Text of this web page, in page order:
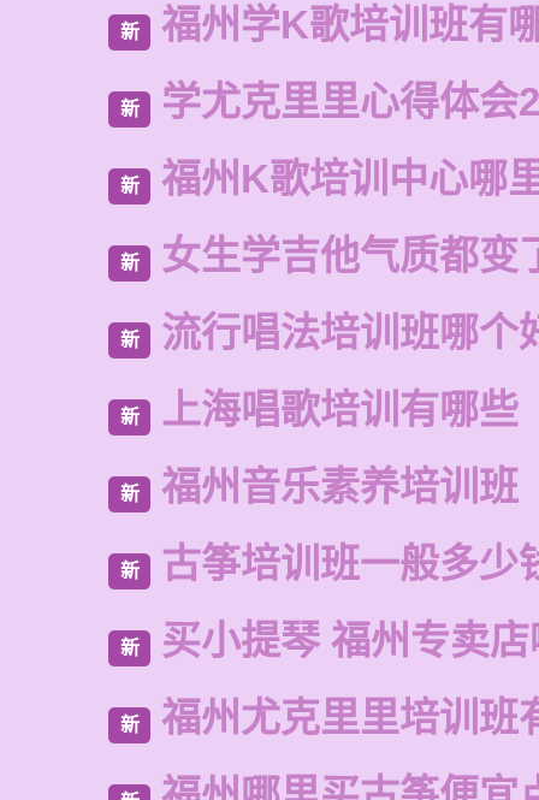
新 福州学K歌培训班有
新 学尤克里里心得体会
新 福州K歌培训中心哪
新 女生学吉他气质都变
新 流行唱法培训班哪个
新 上海唱歌培训有哪些
新 福州音乐素养培训班
新 古筝培训班一般多少
新 买小提琴 福州专卖
新 福州尤克里里培训班